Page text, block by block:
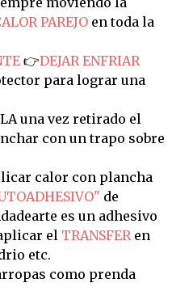
PAREJOen toda la
👉DEJAR ENFRIAR
para lograr una
una vez retirado el
con un trapo sobre
calor con plancha
de
es un adhesivo
el TRANSFERen
etc.
como prenda